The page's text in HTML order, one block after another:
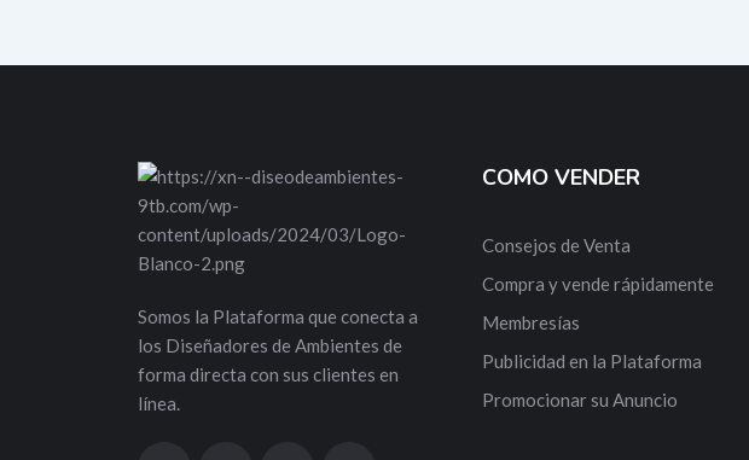
Somos la Plataforma que conecta a
los Diseñadores de Ambientes de
forma directa con sus clientes en
línea.
COMO VENDER
Consejos de Venta
Compra y vende rápidamente
Membresías
Publicidad en la Plataforma
Promocionar su Anuncio